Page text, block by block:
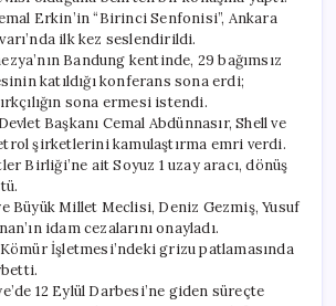
Erkin’in “Birinci Senfonisi”, Ankara
ilk kez seslendirildi.
Bandung kentinde, 29 bağımsız
katıldığı konferans sona erdi;
sona ermesi istendi.
Başkanı Cemal Abdünnasır, Shell ve
şirketlerini kamulaştırma emri verdi.
Birliği’ne ait Soyuz 1 uzay aracı, dönüş
Büyük Millet Meclisi, Deniz Gezmiş, Yusuf
idam cezalarını onayladı.
İşletmesi’ndeki grizu patlamasında
12 Eylül Darbesi’ne giden süreçte